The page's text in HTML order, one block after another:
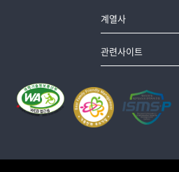
계열사
관련사이트